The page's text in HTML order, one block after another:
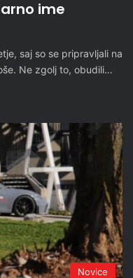
ime
saj so se pripravljali na
Ne zgolj to, obudili…
Novice